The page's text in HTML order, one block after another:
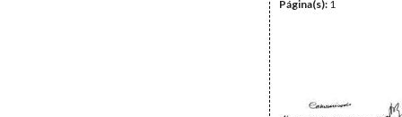
Página(s): 1